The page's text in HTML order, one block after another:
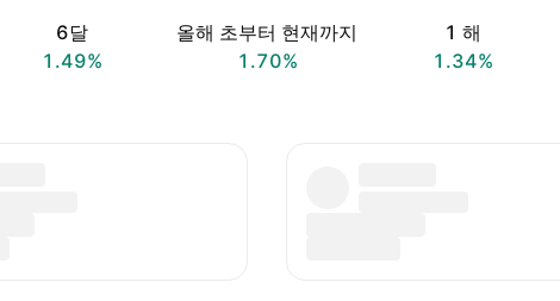
6달
1.49%
올해 초부터 현재까지
1.70%
1 해
1.34%